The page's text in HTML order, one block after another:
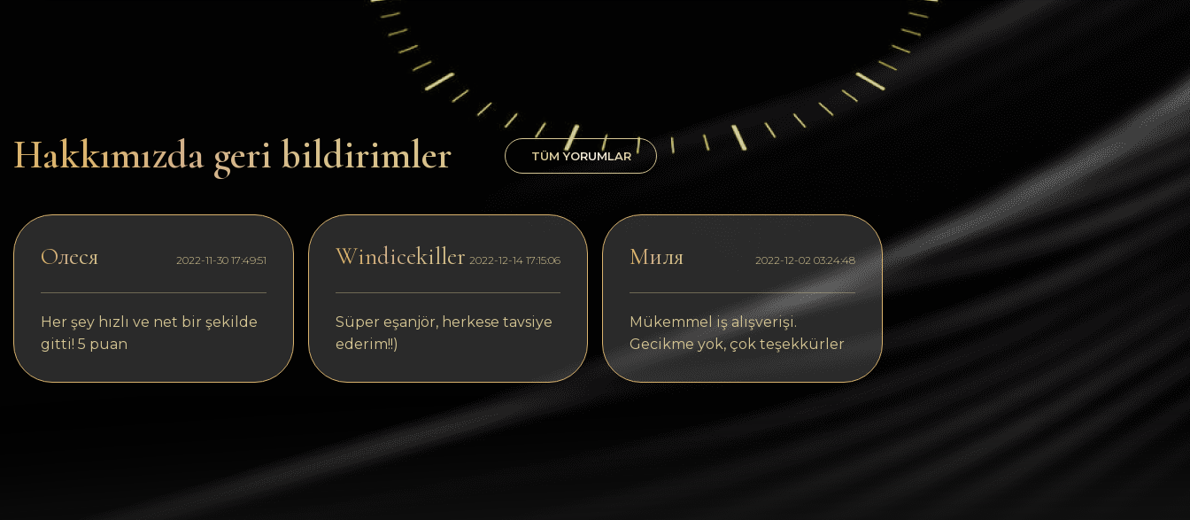
Dogecoin
Solana
Cardano (ADA)
Bitcoin Cash
Bitcoin SV (BSV)
BNB BEP20
Stellar
Solana
Polygon (POL)
Ethereum classic (ETC)
Cardano (ADA)
Bitcoin Cash
Bitcoin SV (BSV)
Arbitrum
Optimism (OP)
Hakkımızda geri bildirimler TÜM YORUMLAR
Олеся 2022-11-30 17:49:51
Her şey hızlı ve net bir şekilde
gitti! 5 puan
Windicekiller 2022-12-14 17:15:06
Süper eşanjör, herkese tavsiye
ederim!!)
Миля 2022-12-02 03:24:48
Mükemmel iş alışverişi.
Gecikme yok, çok teşekkürler